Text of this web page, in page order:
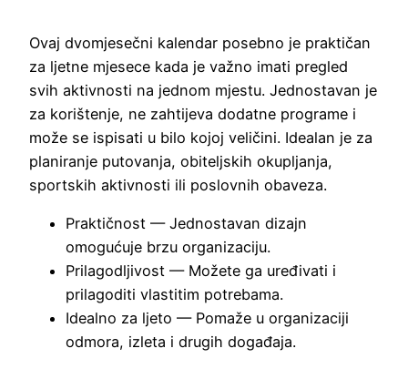
Ovaj dvomjesečni kalendar posebno je praktičan
za ljetne mjesece kada je važno imati pregled
svih aktivnosti na jednom mjestu. Jednostavan je
za korištenje, ne zahtijeva dodatne programe i
može se ispisati u bilo kojoj veličini. Idealan je za
planiranje putovanja, obiteljskih okupljanja,
sportskih aktivnosti ili poslovnih obaveza.
Praktičnost — Jednostavan dizajn
omogućuje brzu organizaciju.
Prilagodljivost — Možete ga uređivati i
prilagoditi vlastitim potrebama.
Idealno za ljeto — Pomaže u organizaciji
odmora, izleta i drugih događaja.